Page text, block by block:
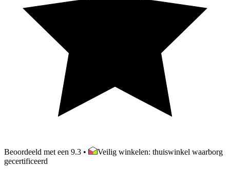
Beoordeeld met een 9.3 •
Veilig winkelen: thuiswinkel waarborg
gecertificeerd